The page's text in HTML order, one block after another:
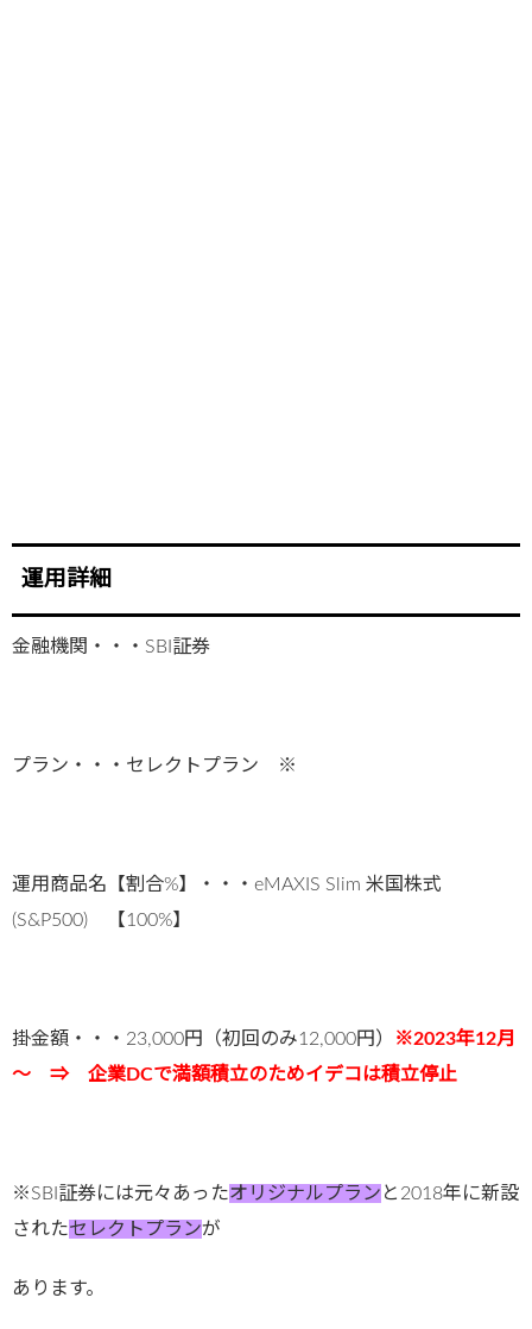
運用詳細
金融機関・・・SBI証券
プラン・・・セレクトプラン ※
運用商品名【割合%】・・・eMAXIS Slim 米国株式
(S&P500) 【100%】
掛金額・・・23,000円（初回のみ12,000円）
※2023年12月
～ ⇒ 企業DCで満額積立のためイデコは積立停止
※SBI証券には元々あったオリジナルプラン と2018年に新設
されたセレクトプランが
あります。